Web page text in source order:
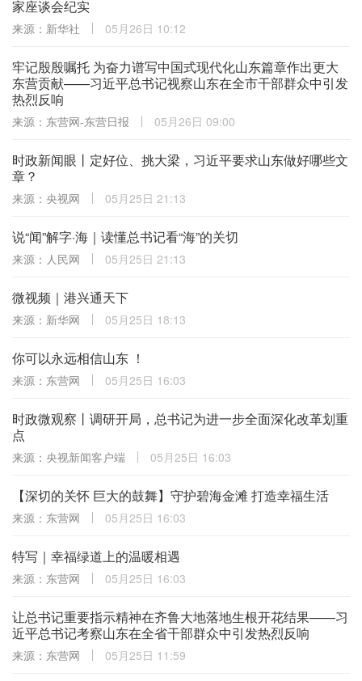
家座谈会纪实
来源：新华社 05月26日 10:12
牢记殷殷嘱托 为奋力谱写中国式现代化山东篇章作出更大
东营贡献——习近平总书记视察山东在全市干部群众中引发
热烈反响
来源：东营网-东营日报 05月26日 09:00
时政新闻眼丨定好位、挑大梁，习近平要求山东做好哪些文
章？
来源：央视网 05月25日 21:13
说“闻”解字·海｜读懂总书记看“海”的关切
来源：人民网 05月25日 21:13
微视频｜港兴通天下
来源：新华网 05月25日 18:13
你可以永远相信山东 ！
来源：东营网 05月25日 16:03
时政微观察丨调研开局，总书记为进一步全面深化改革划重
点
来源：央视新闻客户端 05月25日 16:03
【深切的关怀 巨大的鼓舞】守护碧海金滩 打造幸福生活
来源：东营网 05月25日 16:03
特写｜幸福绿道上的温暖相遇
来源：东营网 05月25日 16:03
让总书记重要指示精神在齐鲁大地落地生根开花结果——习
近平总书记考察山东在全省干部群众中引发热烈反响
来源：东营网 05月25日 11:59